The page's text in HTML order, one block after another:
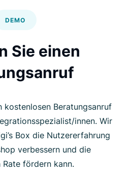
DEMO
Sie einen
kostenlosen Beratungsanruf
innen. Wir
Box die Nutzererfahrung
verbessern und die
Rate fördern kann.